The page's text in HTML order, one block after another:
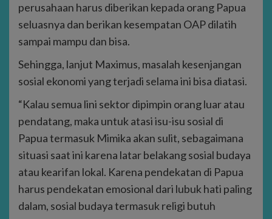
perusahaan harus diberikan kepada orang Papua
seluasnya dan berikan kesempatan OAP dilatih
sampai mampu dan bisa.
Sehingga, lanjut Maximus, masalah kesenjangan
sosial ekonomi yang terjadi selama ini bisa diatasi.
“Kalau semua lini sektor dipimpin orang luar atau
pendatang, maka untuk atasi isu-isu sosial di
Papua termasuk Mimika akan sulit, sebagaimana
situasi saat ini karena latar belakang sosial budaya
atau kearifan lokal. Karena pendekatan di Papua
harus pendekatan emosional dari lubuk hati paling
dalam, sosial budaya termasuk religi butuh